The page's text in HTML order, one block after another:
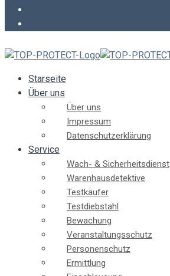
Starseite
Über uns
Über uns
Impressum
Datenschutzerklärung
Service
Wach- & Sicherheitsdienst
Warenhausdetektive
Testkäufer
Testdiebstahl
Bewachung
Veranstaltungsschutz
Personenschutz
Ermittlung